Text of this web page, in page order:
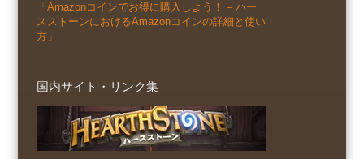
「Amazonコインでお得に購入しよう！ – ハー
スストーンにおけるAmazonコインの詳細と使い
方」
国内サイト・リンク集